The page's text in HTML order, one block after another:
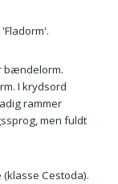
bændelorm.
I krydsord
rammer
men fuldt
Cestoda).